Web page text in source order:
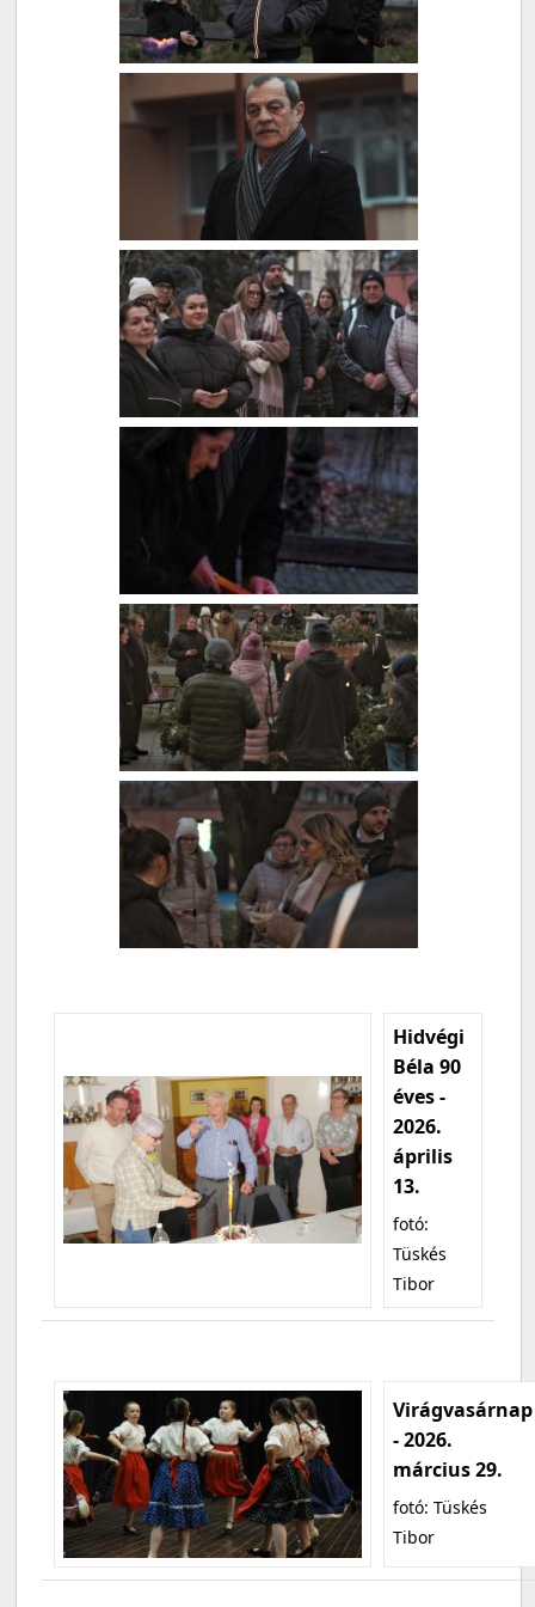
Hidvégi
Béla 90
éves -
2026.
április
13.
fotó:
Tüskés
Tibor
Virágvasárnap
- 2026.
március 29.
fotó: Tüskés
Tibor